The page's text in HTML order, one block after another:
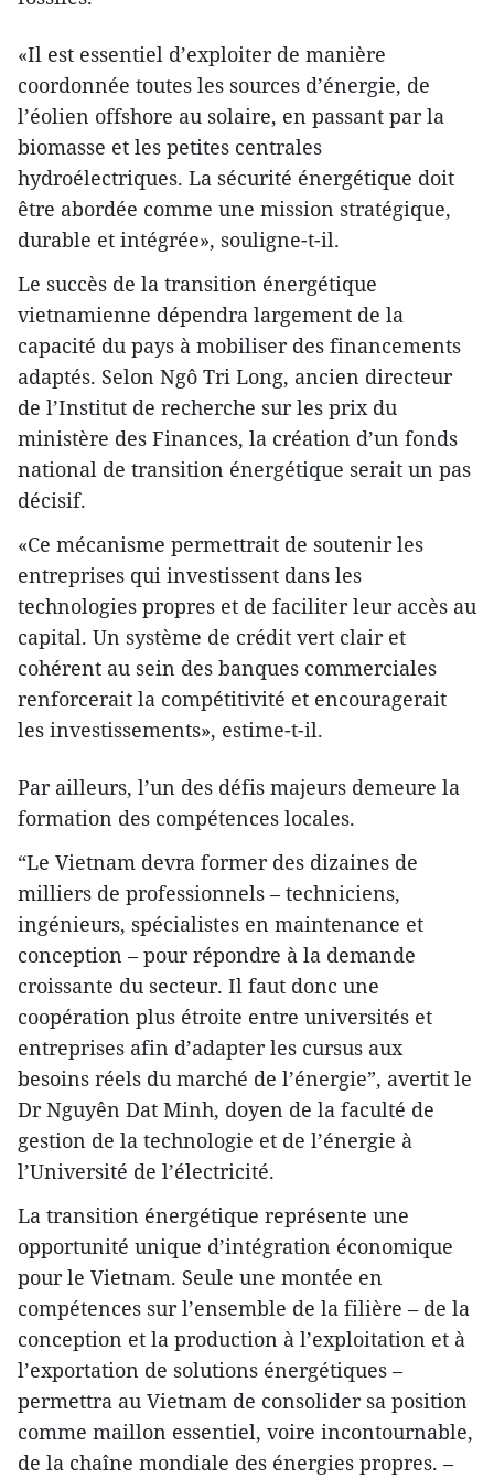
«Il est essentiel d’exploiter de manière
coordonnée toutes les sources d’énergie, de
l’éolien offshore au solaire, en passant par la
biomasse et les petites centrales
hydroélectriques. La sécurité énergétique doit
être abordée comme une mission stratégique,
durable et intégrée», souligne-t-il.
Le succès de la transition énergétique
vietnamienne dépendra largement de la
capacité du pays à mobiliser des financements
adaptés. Selon Ngô Tri Long, ancien directeur
de l’Institut de recherche sur les prix du
ministère des Finances, la création d’un fonds
national de transition énergétique serait un pas
décisif.
«Ce mécanisme permettrait de soutenir les
entreprises qui investissent dans les
technologies propres et de faciliter leur accès au
capital. Un système de crédit vert clair et
cohérent au sein des banques commerciales
renforcerait la compétitivité et encouragerait
les investissements», estime-t-il.
Par ailleurs, l’un des défis majeurs demeure la
formation des compétences locales.
“Le Vietnam devra former des dizaines de
milliers de professionnels – techniciens,
ingénieurs, spécialistes en maintenance et
conception – pour répondre à la demande
croissante du secteur. Il faut donc une
coopération plus étroite entre universités et
entreprises afin d’adapter les cursus aux
besoins réels du marché de l’énergie”, avertit le
Dr Nguyên Dat Minh, doyen de la faculté de
gestion de la technologie et de l’énergie à
l’Université de l’électricité.
La transition énergétique représente une
opportunité unique d’intégration économique
pour le Vietnam. Seule une montée en
compétences sur l’ensemble de la filière – de la
conception et la production à l’exploitation et à
l’exportation de solutions énergétiques –
permettra au Vietnam de consolider sa position
comme maillon essentiel, voire incontournable,
de la chaîne mondiale des énergies propres. –